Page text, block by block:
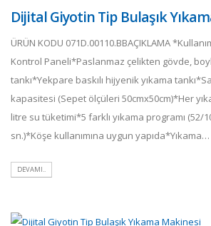
Dijital Giyotin Tip Bulaşık
ÜRÜN KODU 071D.00110.BBAÇIKLAMA
Kontrol Paneli*Paslanmaz çelikten gövde,
tankı*Yekpare baskılı hijyenik yıkama
kapasitesi (Sepet ölçüleri 50cmx50cm)*Her
litre su tüketimi*5 farklı yıkama programı (52/
sn.)*Köşe kullanımına uygun yapıda*Yıkama…
DEVAMI..